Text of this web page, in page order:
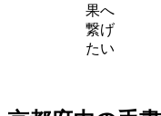
果へ
繋げ
たい